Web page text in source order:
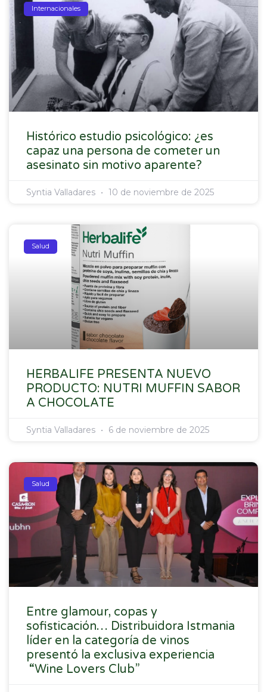
Internacionales
Histórico estudio psicológico: ¿es
capaz una persona de cometer un
asesinato sin motivo aparente?
Syntia Valladares 10 de noviembre de 2025
Salud
HERBALIFE PRESENTA NUEVO
PRODUCTO: NUTRI MUFFIN SABOR
A CHOCOLATE
Syntia Valladares 6 de noviembre de 2025
Salud
Entre glamour, copas y
sofisticación… Distribuidora Istmania
líder en la categoría de vinos
presentó la exclusiva experiencia
“Wine Lovers Club”